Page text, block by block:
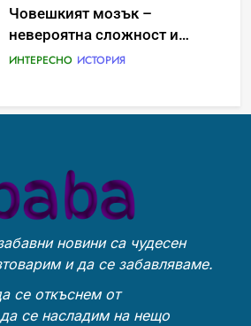
Ритуали от други култури,
свързани със смъртта
ИСТОРИЯ
ИСТОРИЯ
Забаба
новини са чудесен
и да се забавляваме.
се откъснем от
се насладим на нещо
Технологични оръжия, от
които се нуждаем, за да се
борим с глобалното
ИСТОРИЯ ТЕХНОЛОГИИ
възможност
ИНТЕРЕСНО
Ритуали от други култури,
свързани със смъртта
ИСТОРИЯ